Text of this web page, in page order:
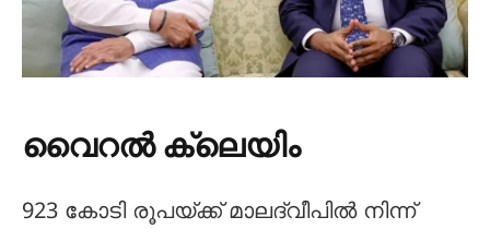
വൈറൽ ക്ലെയിം
923 കോടി രൂപയ്ക്ക് മാലദ്വീപിൽ നിന്ന്